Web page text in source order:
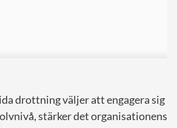
drottning väljer att engagera sig
stärker det organisationens